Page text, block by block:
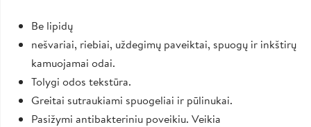
Be lipidų
nešvariai, riebiai, uždegimų paveiktai, spuogų ir inkštirų
kamuojamai odai.
Tolygi odos tekstūra.
Greitai sutraukiami spuogeliai ir pūlinukai.
Pasižymi antibakteriniu poveikiu. Veikia